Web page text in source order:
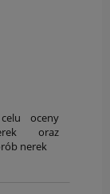
oceny
oraz
nerek